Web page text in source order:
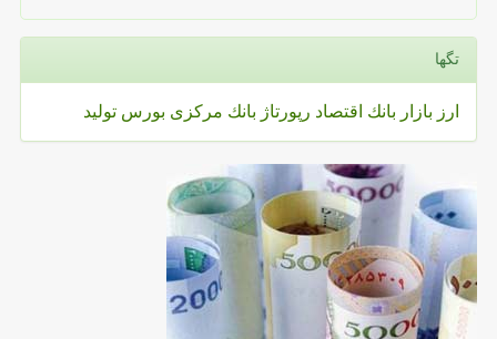
تگها
ارز بازار بانك اقتصاد رپورتاژ بانك مركزی بورس تولید